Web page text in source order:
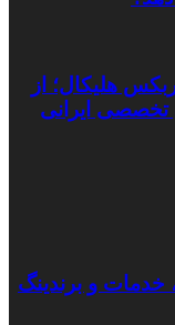
هلیکال؛ از
خدمات و برندینگ